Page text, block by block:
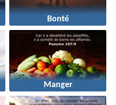
Bonté
Manger